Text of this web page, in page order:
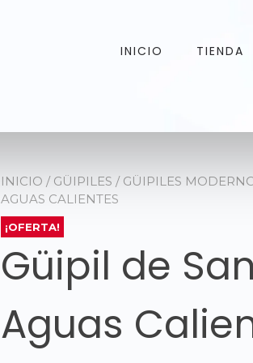
INICIO TIENDA
INICIO / GÜIPILES / GÜIPILES
AGUAS CALIENTES
¡OFERTA!
Güipil de
Aguas